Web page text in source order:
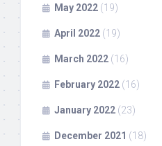
May 2022 (19)
April 2022 (19)
March 2022 (16)
February 2022 (16)
January 2022 (23)
December 2021 (18)